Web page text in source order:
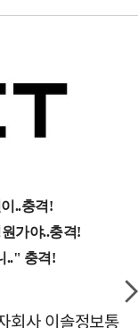
회사 이솔정보통